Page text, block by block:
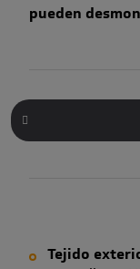
pueden
Tejido